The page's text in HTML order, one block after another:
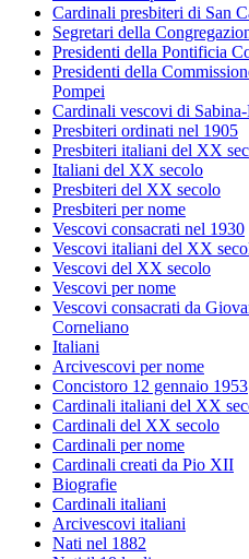
Cardinali presbiteri di San
Segretari della
Presidenti della Pontificia
Presidenti della
Pompei
Cardinali vescovi di
Presbiteri ordinati nel 1905
Presbiteri italiani del XX
Italiani del XX secolo
Presbiteri del XX secolo
Presbiteri per nome
Vescovi consacrati nel 1930
Vescovi italiani del XX
Vescovi del XX secolo
Vescovi per nome
Vescovi consacrati da
Corneliano
Italiani
Arcivescovi per nome
Concistoro 12 gennaio 1953
Cardinali italiani del XX
Cardinali del XX secolo
Cardinali per nome
Cardinali creati da Pio XII
Biografie
Cardinali italiani
Arcivescovi italiani
Nati nel 1882